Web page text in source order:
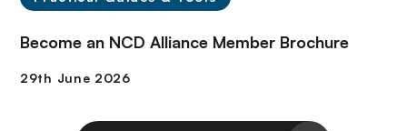
Become an NCD Alliance Member Brochure